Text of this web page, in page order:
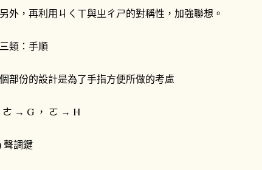
外，再利用ㄐㄑㄒ與ㄓㄔㄕ的對稱性，加強聯想。
類：手順
部份的設計是為了手指方便所做的考慮
ㄜ → G ， ㄛ → H
聲調鍵